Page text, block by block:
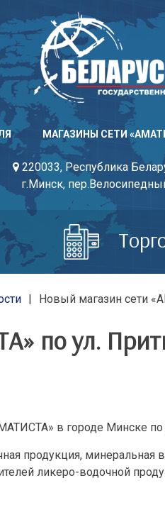
МАГАЗИНЫ СЕТИ
220033, Республика
г.Минск,
Новый магазин сети
по ул.
в городе Минске
продукция, минеральная
ликеро-водочной